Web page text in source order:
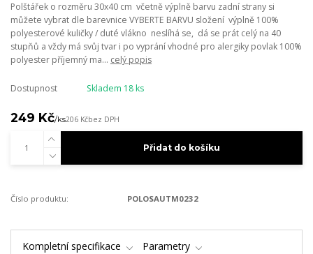
Polštářek o rozměru 30x40 cm včetně výplně barvu zadní strany si
můžete vybrat dle barevnice VYBERTE BARVU složení výplně 100%
polyesterové kuličky / duté vlákno neslíhá se, dá se prát celý na 40
stupňů a vždy má svůj tvar i po vyprání vhodné pro alergiky povlak 100%
polyester příjemný ma... celý popis
Dostupnost Skladem 18 ks
249 Kč/ks206 Kčbez DPH
Přidat do košíku
Číslo produktu: POLOSAUTM0232
Kompletní specifikace
Parametry